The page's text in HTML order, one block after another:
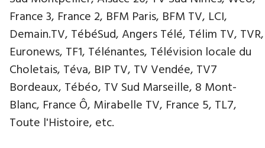
France 3, France 2, BFM Paris, BFM TV, LCI,
Demain.TV, TébéSud, Angers Télé, Télim TV, TVR,
Euronews, TF1, Télénantes, Télévision locale du
Choletais, Téva, BIP TV, TV Vendée, TV7
Bordeaux, Tébéo, TV Sud Marseille, 8 Mont-
Blanc, France Ô, Mirabelle TV, France 5, TL7,
Toute l'Histoire, etc.